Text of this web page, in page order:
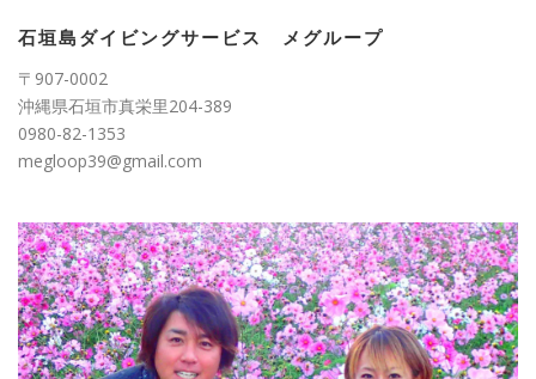
ー
石垣島ダイビングサービス メグループ
〒907-0002
沖縄県石垣市真栄里204-389
0980-82-1353
megloop39@gmail.com